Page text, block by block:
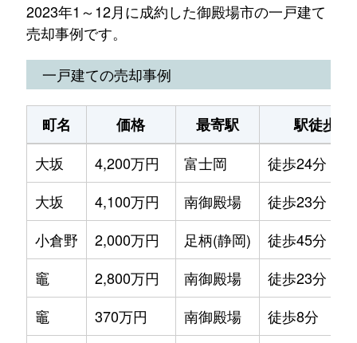
2023年1～12月に成約した御殿場市の一戸建て
売却事例です。
一戸建ての売却事例
町名 価格 最寄駅
駅徒歩
大坂
4,200万円 富士岡
徒歩24分
大坂
4,100万円 南御殿場
徒歩23分
小倉野
2,000万円 足柄(静岡)
徒歩45分
竈
2,800万円 南御殿場
徒歩23分
竈
370万円 南御殿場
徒歩8分